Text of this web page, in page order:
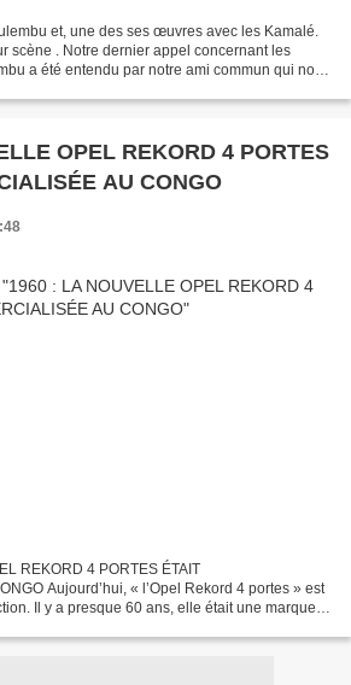
et, une des ses œuvres avec les Kamalé.
scène . Notre dernier appel concernant les
a été entendu par notre ami commun qui nous
OPEL REKORD 4 PORTES
AU CONGO
REKORD 4 PORTES ÉTAIT
Aujourd’hui, « l’Opel Rekord 4 portes » est
Il y a presque 60 ans, elle était une marque